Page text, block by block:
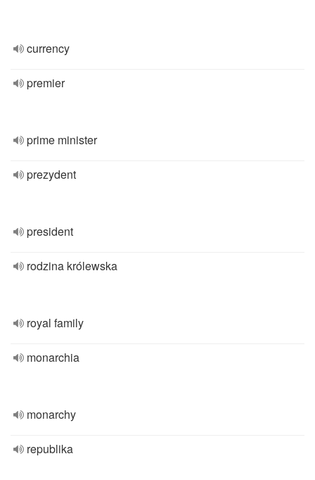
currency
premier
prime minister
prezydent
president
rodzina królewska
royal family
monarchia
monarchy
republika